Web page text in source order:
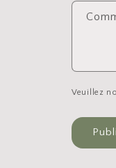
Veuillez